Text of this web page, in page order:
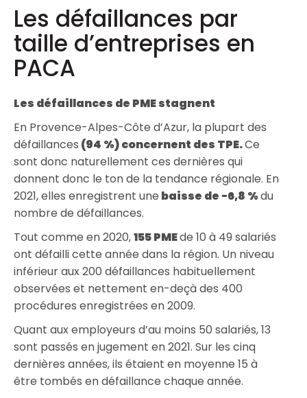
Les défaillances par
taille d’entreprises en
PACA
Les défaillances de PME stagnent
En Provence-Alpes-Côte d’Azur, la plupart des
défaillances (94 %) concernent des TPE.Ce
sont donc naturellement ces dernières qui
donnent donc le ton de la tendance régionale. En
2021, elles enregistrent une baisse de -6,8 %du
nombre de défaillances.
Tout comme en 2020,155 PMEde 10 à 49 salariés
ont défailli cette année dans la région. Un niveau
inférieur aux 200 défaillances habituellement
observées et nettement en-deçà des 400
procédures enregistrées en 2009.
Quant aux employeurs d’au moins 50 salariés, 13
sont passés en jugement en 2021. Sur les cinq
dernières années, ils étaient en moyenne 15 à
être tombés en défaillance chaque année.